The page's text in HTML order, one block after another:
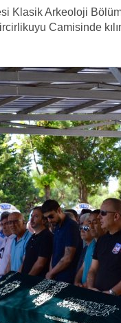
Klasik Arkeoloji
Camisinde